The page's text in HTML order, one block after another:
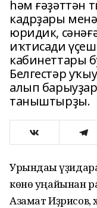
һәм ғәҙәттән
кадрҙары
юридик,
иҡтисади
кабинеттары
Белгестәр
алып
таныштырҙы.
Урындағы
көнө уңайынан
Азамат Иҙрисов,